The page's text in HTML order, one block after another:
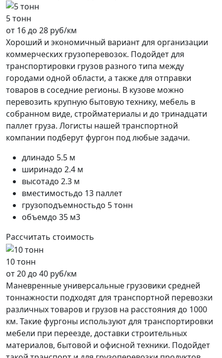
5 тонн
от 16 до 28 руб/км
Хороший и экономичный вариант для организации
коммерческих грузоперевозок. Подойдет для
транспортировки грузов разного типа между
городами одной области, а также для отправки
товаров в соседние регионы. В кузове можно
перевозить крупную бытовую технику, мебель в
собранном виде, стройматериалы и до тринадцати
паллет груза. Логисты нашей транспортной
компании подберут фургон под любые задачи.
длинадо 5.5 м
ширинадо 2.4 м
высотадо 2.3 м
вместимостьдо 13 паллет
грузоподъемностьдо 5 тонн
объемдо 35 м3
Рассчитать стоимость
10 тонн
от 20 до 40 руб/км
Маневренные универсальные грузовики средней
тоннажности подходят для транспортной перевозки
различных товаров и грузов на расстояния до 1000
км. Такие фургоны используют для транспортировки
мебели при переезде, доставки строительных
материалов, бытовой и офисной техники. Подойдет